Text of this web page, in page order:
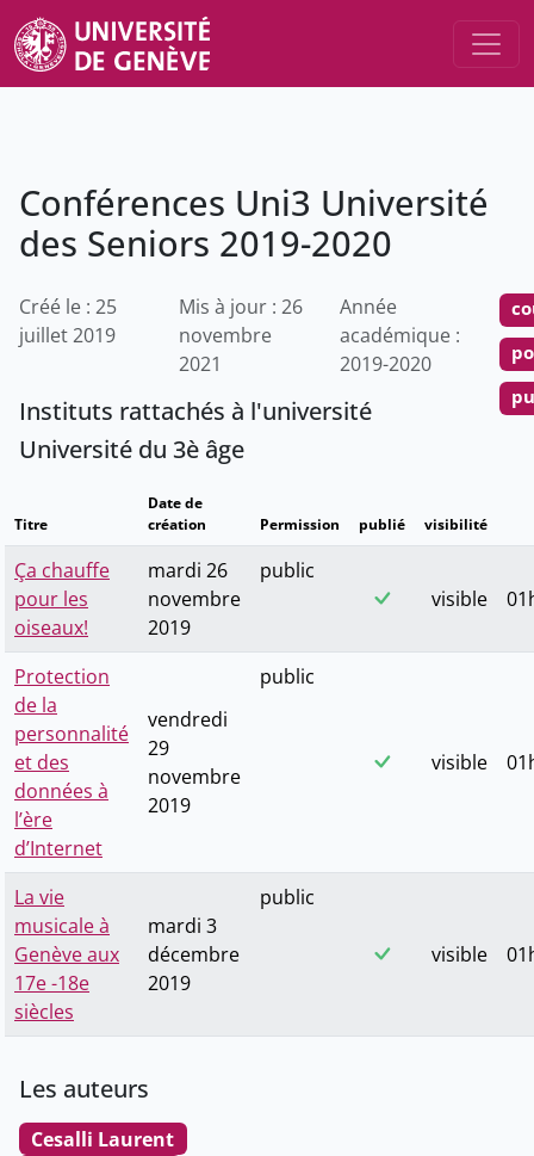
Conférences Uni3 Université
des Seniors 2019-2020
Créé le : 25
juillet 2019
Mis à jour : 26
novembre
2021
Année
académique :
2019-2020
Instituts rattachés à l'université
Université du 3è âge
Titre
Date de
création
Permission publié visibilité
Ça chauffe
pour les
oiseaux!
mardi 26
novembre
2019
public
visible
Protection
de la
personnalité
et des
données à
l’ère
d’Internet
vendredi
29
novembre
2019
public
visible
La vie
musicale à
Genève aux
17e -18e
siècles
mardi 3
décembre
2019
public
visible
Les auteurs
Cesalli Laurent